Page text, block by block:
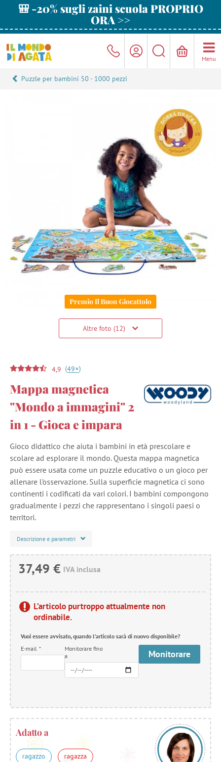
🎒 -20% sugli zaini scuola PROPRIO
ORA >>
Menu
Puzzle per bambini 50 - 1000 pezzi
Premio Il Buon Giocattolo
Altre foto (12)
4,9 (49+)
Mappa magnetica
"Mondo a immagini" 2
in 1 - Gioca e impara
Gioco didattico che aiuta i bambini in età prescolare e
scolare ad esplorare il mondo. Questa mappa magnetica
può essere usata come un puzzle educativo o un gioco per
allenare l'osservazione. Sulla superficie magnetica ci sono
continenti i codificati da vari colori. I bambini compongono
gradualmente i pezzi che rappresentano i singoli paesi o
territori.
Descrizione e parametri
37,49 € IVA inclusa
L’articolo purtroppo attualmente non
ordinabile.
Vuoi essere avvisato, quando l’articolo sarà di nuovo disponibile?
E-mail *
Monitorare fino
a
Monitorare
Adatto a
ragazzo ragazza